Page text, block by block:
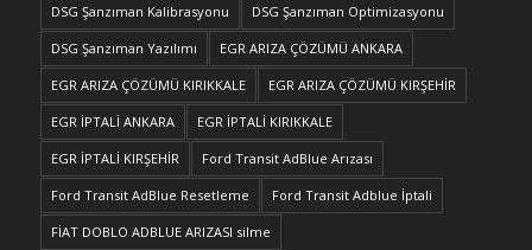
DSG Şanzıman Kalibrasyonu DSG Şanzıman Optimizasyonu
DSG Şanzıman Yazılımı EGR ARIZA ÇÖZÜMÜ ANKARA
EGR ARIZA ÇÖZÜMÜ KIRIKKALE EGR ARIZA ÇÖZÜMÜ KIRŞEHİR
EGR İPTALİ ANKARA EGR İPTALİ KIRIKKALE
EGR İPTALİ KIRŞEHİR Ford Transit AdBlue Arızası
Ford Transit AdBlue Resetleme Ford Transit Adblue İptali
FİAT DOBLO ADBLUE ARIZASI silme